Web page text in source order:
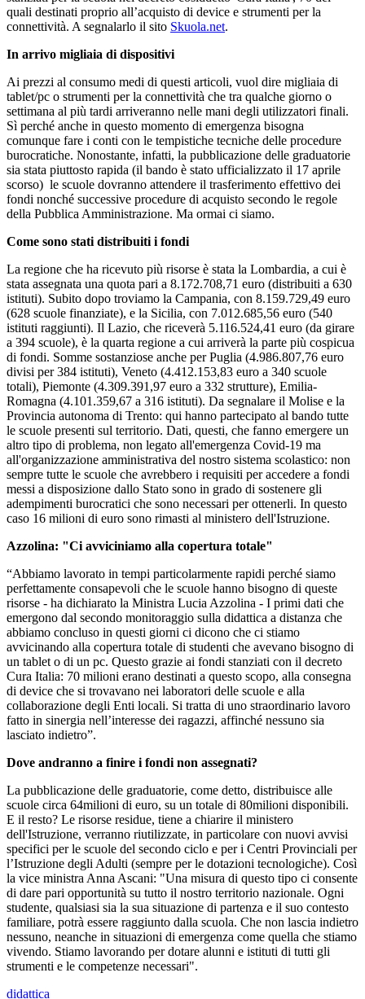
quali destinati proprio all’acquisto di device e strumenti per la
connettività. A segnalarlo il sito Skuola.net.
In arrivo migliaia di dispositivi
Ai prezzi al consumo medi di questi articoli, vuol dire migliaia di
tablet/pc o strumenti per la connettività che tra qualche giorno o
settimana al più tardi arriveranno nelle mani degli utilizzatori finali.
Sì perché anche in questo momento di emergenza bisogna
comunque fare i conti con le tempistiche tecniche delle procedure
burocratiche. Nonostante, infatti, la pubblicazione delle graduatorie
sia stata piuttosto rapida (il bando è stato ufficializzato il 17 aprile
scorso) le scuole dovranno attendere il trasferimento effettivo dei
fondi nonché successive procedure di acquisto secondo le regole
della Pubblica Amministrazione. Ma ormai ci siamo.
Come sono stati distribuiti i fondi
La regione che ha ricevuto più risorse è stata la Lombardia, a cui è
stata assegnata una quota pari a 8.172.708,71 euro (distribuiti a 630
istituti). Subito dopo troviamo la Campania, con 8.159.729,49 euro
(628 scuole finanziate), e la Sicilia, con 7.012.685,56 euro (540
istituti raggiunti). Il Lazio, che riceverà 5.116.524,41 euro (da girare
a 394 scuole), è la quarta regione a cui arriverà la parte più cospicua
di fondi. Somme sostanziose anche per Puglia (4.986.807,76 euro
divisi per 384 istituti), Veneto (4.412.153,83 euro a 340 scuole
totali), Piemonte (4.309.391,97 euro a 332 strutture), Emilia-
Romagna (4.101.359,67 a 316 istituti). Da segnalare il Molise e la
Provincia autonoma di Trento: qui hanno partecipato al bando tutte
le scuole presenti sul territorio. Dati, questi, che fanno emergere un
altro tipo di problema, non legato all'emergenza Covid-19 ma
all'organizzazione amministrativa del nostro sistema scolastico: non
sempre tutte le scuole che avrebbero i requisiti per accedere a fondi
messi a disposizione dallo Stato sono in grado di sostenere gli
adempimenti burocratici che sono necessari per ottenerli. In questo
caso 16 milioni di euro sono rimasti al ministero dell'Istruzione.
Azzolina: "Ci avviciniamo alla copertura totale"
“Abbiamo lavorato in tempi particolarmente rapidi perché siamo
perfettamente consapevoli che le scuole hanno bisogno di queste
risorse - ha dichiarato la Ministra Lucia Azzolina - I primi dati che
emergono dal secondo monitoraggio sulla didattica a distanza che
abbiamo concluso in questi giorni ci dicono che ci stiamo
avvicinando alla copertura totale di studenti che avevano bisogno di
un tablet o di un pc. Questo grazie ai fondi stanziati con il decreto
Cura Italia: 70 milioni erano destinati a questo scopo, alla consegna
di device che si trovavano nei laboratori delle scuole e alla
collaborazione degli Enti locali. Si tratta di uno straordinario lavoro
fatto in sinergia nell’interesse dei ragazzi, affinché nessuno sia
lasciato indietro”.
Dove andranno a finire i fondi non assegnati?
La pubblicazione delle graduatorie, come detto, distribuisce alle
scuole circa 64milioni di euro, su un totale di 80milioni disponibili.
E il resto? Le risorse residue, tiene a chiarire il ministero
dell'Istruzione, verranno riutilizzate, in particolare con nuovi avvisi
specifici per le scuole del secondo ciclo e per i Centri Provinciali per
l’Istruzione degli Adulti (sempre per le dotazioni tecnologiche). Così
la vice ministra Anna Ascani: "Una misura di questo tipo ci consente
di dare pari opportunità su tutto il nostro territorio nazionale. Ogni
studente, qualsiasi sia la sua situazione di partenza e il suo contesto
familiare, potrà essere raggiunto dalla scuola. Che non lascia indietro
nessuno, neanche in situazioni di emergenza come quella che stiamo
vivendo. Stiamo lavorando per dotare alunni e istituti di tutti gli
strumenti e le competenze necessari".
didattica